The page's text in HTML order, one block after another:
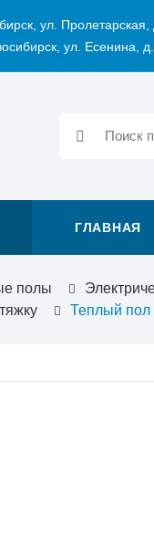
ул. Пролетарская,
ул. Есенина,
ГЛАВНАЯ
полы
Теплый пол